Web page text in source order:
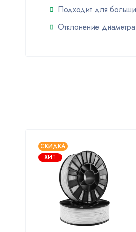
Подходит для
Отклонение
СКИДКА
ХИТ